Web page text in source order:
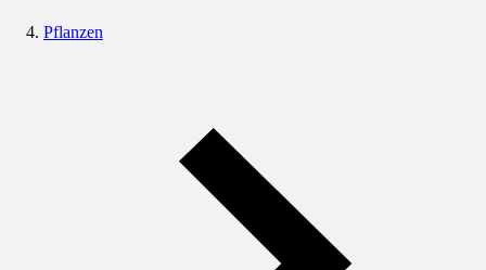
Pflanzen